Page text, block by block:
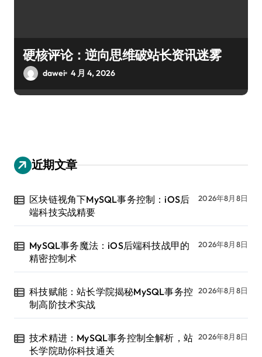
硬核评论：逆向思维破站长资讯迷雾
dawei 4 月 4, 2026
近期文章
区块链视角下MySQL事务控制：iOS后
端科技实战精要
2026年8月8日
MySQL事务魔法：iOS后端科技战甲的
精密控制术
2026年8月8日
科技赋能：站长学院揭秘MySQL事务控
制高阶技术实战
2026年8月8日
技术精进：MySQL事务控制全解析，站
长学院助你科技通关
2026年8月8日